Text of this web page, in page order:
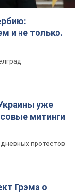
и не только.
уже
митинги
протестов
Грэма о